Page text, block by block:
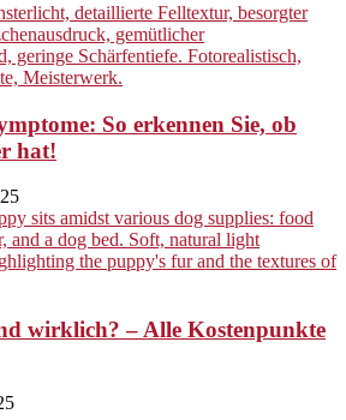
So erkennen Sie, ob
hat!
wirklich? – Alle Kostenpunkte